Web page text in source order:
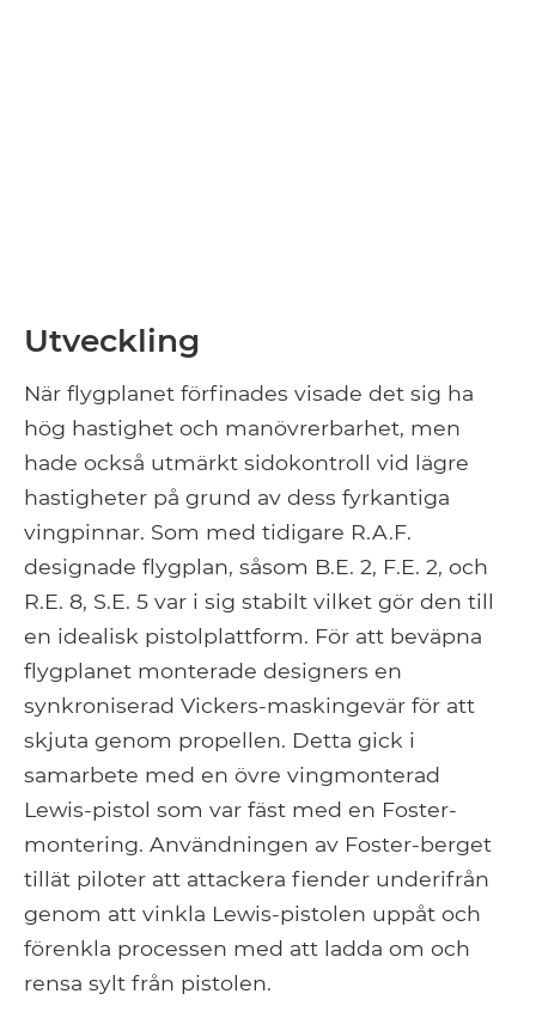
Utveckling
När flygplanet förfinades visade det sig ha
hög hastighet och manövrerbarhet, men
hade också utmärkt sidokontroll vid lägre
hastigheter på grund av dess fyrkantiga
vingpinnar. Som med tidigare R.A.F.
designade flygplan, såsom B.E. 2, F.E. 2, och
R.E. 8, S.E. 5 var i sig stabilt vilket gör den till
en idealisk pistolplattform. För att beväpna
flygplanet monterade designers en
synkroniserad Vickers-maskingevär för att
skjuta genom propellen. Detta gick i
samarbete med en övre vingmonterad
Lewis-pistol som var fäst med en Foster-
montering. Användningen av Foster-berget
tillät piloter att attackera fiender underifrån
genom att vinkla Lewis-pistolen uppåt och
förenkla processen med att ladda om och
rensa sylt från pistolen.